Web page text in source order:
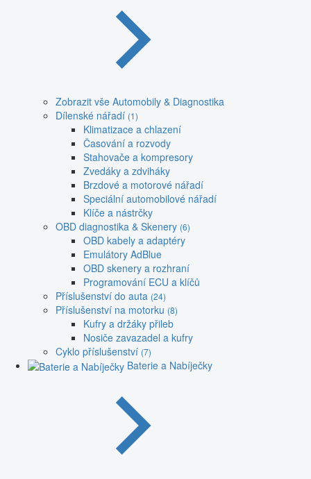
Zobrazit vše Automobily & Diagnostika
Dílenské nářadí (1)
Klimatizace a chlazení
Časování a rozvody
Stahovače a kompresory
Zvedáky a zdviháky
Brzdové a motorové nářadí
Speciální automobilové nářadí
Klíče a nástrčky
OBD diagnostika & Skenery (6)
OBD kabely a adaptéry
Emulátory AdBlue
OBD skenery a rozhraní
Programování ECU a klíčů
Příslušenství do auta (24)
Příslušenství na motorku (8)
Kufry a držáky přileb
Nosiče zavazadel a kufry
Cyklo příslušenství (7)
Baterie a Nabíječky